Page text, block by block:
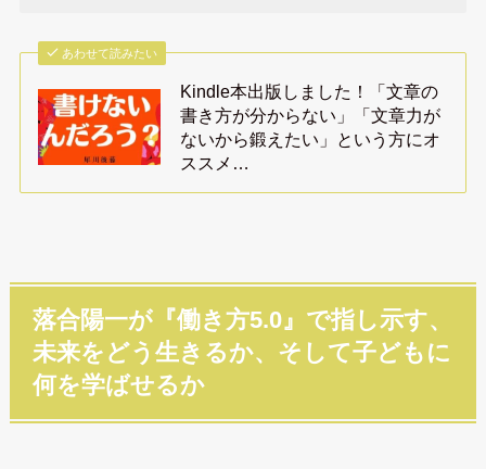
あわせて読みたい
Kindle本出版しました！「文章の
書き方が分からない」「文章力が
ないから鍛えたい」という方にオ
ススメ…
落合陽一が『働き方5.0』で指し示す、
未来をどう生きるか、そして子どもに
何を学ばせるか